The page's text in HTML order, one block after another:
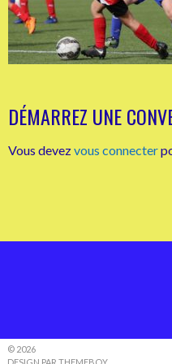
DÉMARREZ UNE
Vous devezvous connecter
© 2026
DESIGN PAR THEMEBOY